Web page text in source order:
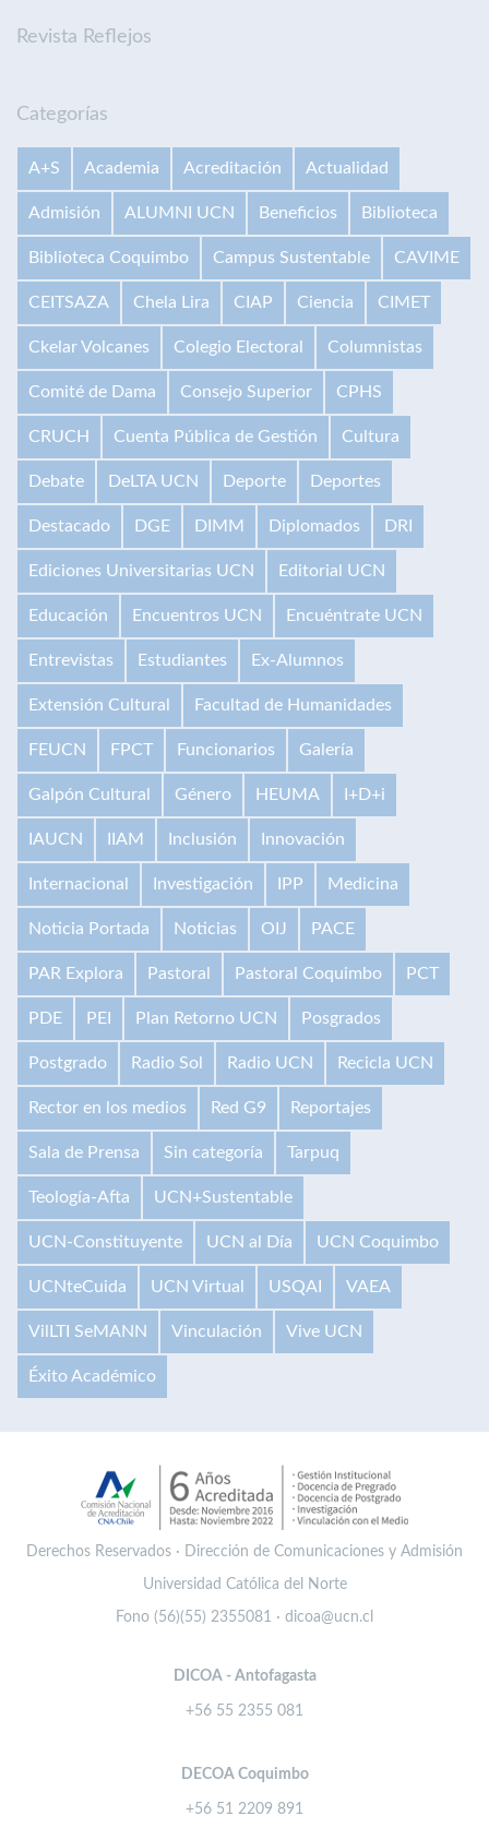
Revista Reflejos
Categorías
A+S Academia Acreditación Actualidad
Admisión ALUMNI UCN Beneficios Biblioteca
Biblioteca Coquimbo Campus Sustentable CAVIME
CEITSAZA Chela Lira CIAP Ciencia CIMET
Ckelar Volcanes Colegio Electoral Columnistas
Comité de Dama Consejo Superior CPHS
CRUCH Cuenta Pública de Gestión Cultura
Debate DeLTA UCN Deporte Deportes
Destacado DGE DIMM Diplomados DRI
Ediciones Universitarias UCN Editorial UCN
Educación Encuentros UCN Encuéntrate UCN
Entrevistas Estudiantes Ex-Alumnos
Extensión Cultural Facultad de Humanidades
FEUCN FPCT Funcionarios Galería
Galpón Cultural Género HEUMA I+D+i
IAUCN IIAM Inclusión Innovación
Internacional Investigación IPP Medicina
Noticia Portada Noticias OIJ PACE
PAR Explora Pastoral Pastoral Coquimbo PCT
PDE PEI Plan Retorno UCN Posgrados
Postgrado Radio Sol Radio UCN Recicla UCN
Rector en los medios Red G9 Reportajes
Sala de Prensa Sin categoría Tarpuq
Teología-Afta UCN+Sustentable
UCN-Constituyente UCN al Día UCN Coquimbo
UCNteCuida UCN Virtual USQAI VAEA
VilLTI SeMANN Vinculación Vive UCN
Éxito Académico
Derechos Reservados · Dirección de Comunicaciones y Admisión
Universidad Católica del Norte
Fono (56)(55) 2355081 · dicoa@ucn.cl
DICOA - Antofagasta
+56 55 2355 081
DECOA Coquimbo
+56 51 2209 891